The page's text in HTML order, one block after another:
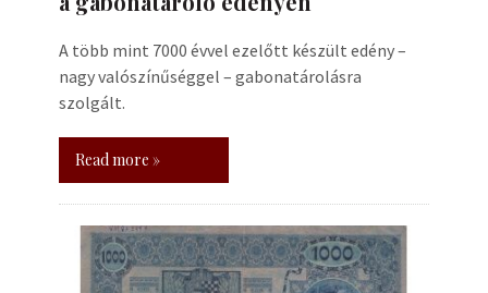
A több mint 7000 évvel ezelőtt készült edény –
nagy valószínűséggel – gabonatárolásra
szolgált.
Read more »